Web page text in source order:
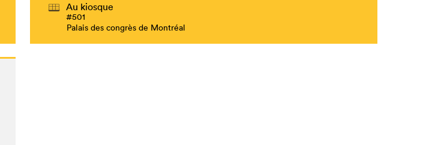
Au kiosque
#501
Palais des congrès de Montréal